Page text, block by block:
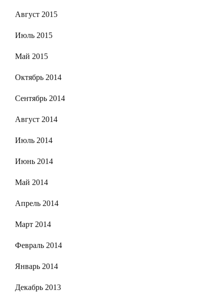
Август 2015
Июль 2015
Май 2015
Октябрь 2014
Сентябрь 2014
Август 2014
Июль 2014
Июнь 2014
Май 2014
Апрель 2014
Март 2014
Февраль 2014
Январь 2014
Декабрь 2013